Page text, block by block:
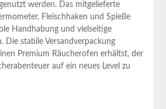
werden. Das mitgelieferte‌
Fleischhaken‍ und Spieße
Handhabung und vielseitige
Die ⁢stabile Versandverpackung
Premium Räucherofen erhältst, der
auf ein neues Level zu⁤